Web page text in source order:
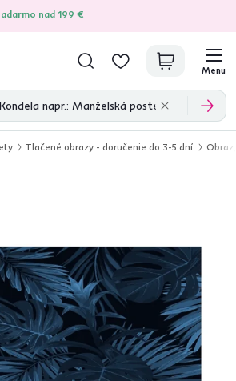
nad 199 €
31 333overených produktových recenzií
Menu
Tlačené obrazy - doručenie do 3-5 dní